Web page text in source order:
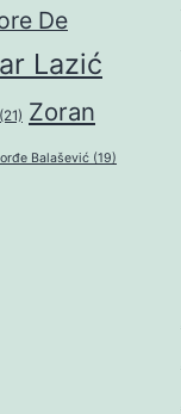
De
Lazić
(21) Zoran
Balašević (19)